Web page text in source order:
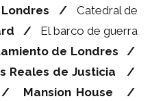
/Catedral de
/ El barco de guerra
de Londres
/
Reales de Justicia
/
/ Mansion House
/